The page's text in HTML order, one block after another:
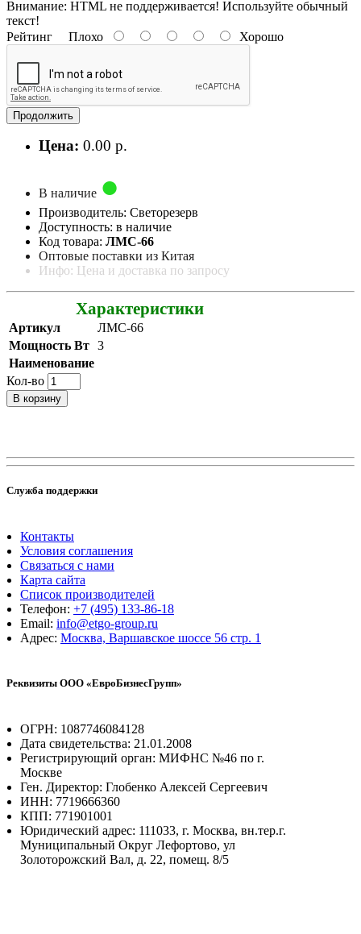
Внимание: HTML не поддерживается! Используйте обычный
текст!
Рейтинг Плохо Хорошо
Продолжить
Цена: 0.00 р.
В наличие
Производитель: Светорезерв
Доступность: в наличие
Код товара: ЛМС-66
Оптовые поставки из Китая
Инфо: Цена и доставка по запросу
Характеристики
Артикул
ЛМС-66
Мощность Вт 3
Наименование
Кол-во
В корзину
Служба поддержки
Контакты
Условия соглашения
Связаться с нами
Карта сайта
Список производителей
Телефон: +7 (495) 133-86-18
Email: info@etgo-group.ru
Адрес: Москва, Варшавское шоссе 56 стр. 1
Реквизиты ООО «ЕвроБизнесГрупп»
ОГРН: 1087746084128
Дата свидетельства: 21.01.2008
Регистрирующий орган: МИФНС №46 по г.
Москве
Ген. Директор: Глобенко Алексей Сергеевич
ИНН: 7719666360
КПП: 771901001
Юридический адрес: 111033, г. Москва, вн.тер.г.
Муниципальный Округ Лефортово, ул
Золоторожский Вал, д. 22, помещ. 8/5